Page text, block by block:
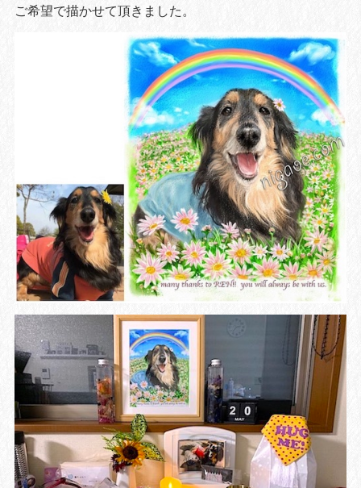
ご希望で描かせて頂きました。